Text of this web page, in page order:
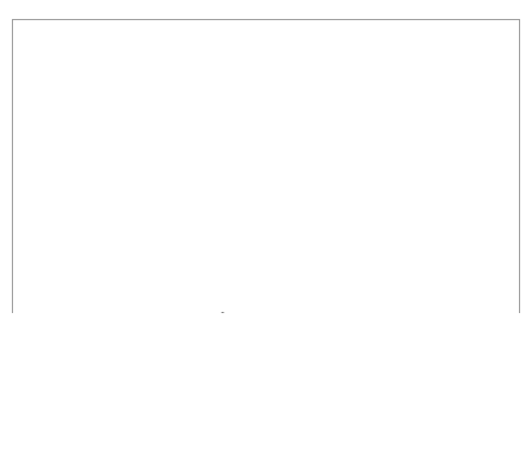
هومن غریب زاده